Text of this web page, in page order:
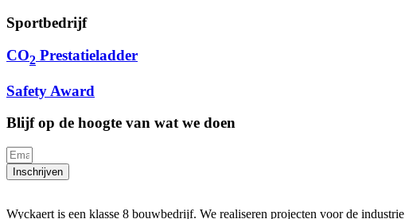
Sportbedrijf
CO2 Prestatieladder
Safety Award
Blijf op de hoogte van wat we doen
Inschrijven
Wyckaert is een klasse 8 bouwbedrijf. We realiseren projecten voor de